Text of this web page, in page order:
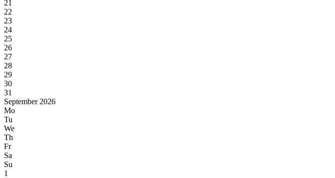
21
22
23
24
25
26
27
28
29
30
31
September 2026
Mo
Tu
We
Th
Fr
Sa
Su
1